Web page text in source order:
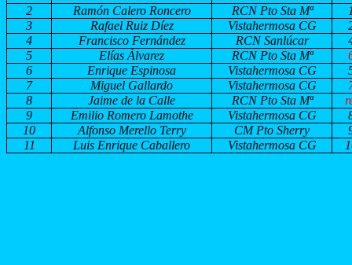
2
Ramón Calero Roncero RCN Pto Sta Mª
3
Rafael Ruiz Díez Vistahermosa CG
4
Francisco Fernández RCN Sanlúcar
5
Elías Álvarez RCN Pto Sta Mª
6
Enrique Espinosa Vistahermosa CG
7
Miguel Gallardo Vistahermosa CG
8
Jaime de la Calle RCN Pto Sta Mª
9
Emilio Romero Lamothe Vistahermosa CG
10
Alfonso Merello Terry CM Pto Sherry
11
Luis Enrique Caballero Vistahermosa CG